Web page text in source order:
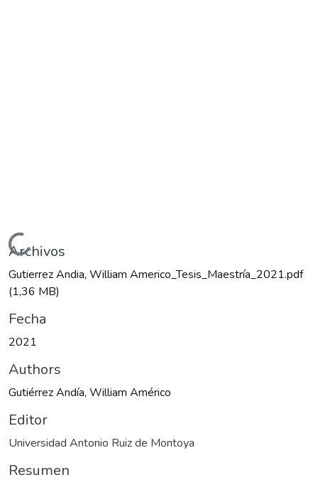
Cargando...
Archivos
Gutierrez Andia, William Americo_Tesis_Maestría_2021.pdf
(1,36 MB)
Fecha
2021
Authors
Gutiérrez Andía, William Américo
Editor
Universidad Antonio Ruiz de Montoya
Resumen